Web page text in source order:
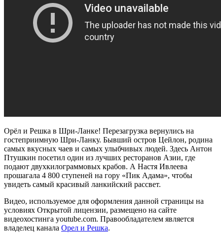
Орёл и Решка в Шри-Ланке! Перезагрузка вернулись на
гостеприимную Шри-Ланку. Бывший остров Цейлон, родина
самых вкусных чаев и самых улыбчивых людей. Здесь Антон
Птушкин посетил один из лучших ресторанов Азии, где
подают двухкилограммовых крабов. А Настя Ивлеева
прошагала 4 800 ступеней на гору «Пик Адама», чтобы
увидеть самый красивый ланкийский рассвет.
Видео, используемое для оформления данной страницы на
условиях Открытой лицензии, размещено на сайте
видеохостинга youtube.com. Правообладателем является
владелец канала Орел и Решка.